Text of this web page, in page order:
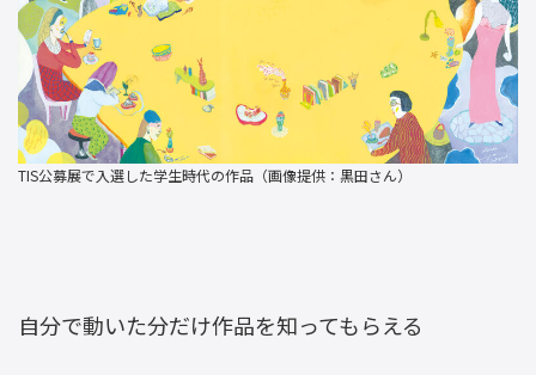
TIS公募展で入選した学生時代の作品（画像提供：黒田さん）
自分で動いた分だけ作品を知ってもらえる